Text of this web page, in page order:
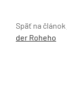
Späť na článok
der Roheho